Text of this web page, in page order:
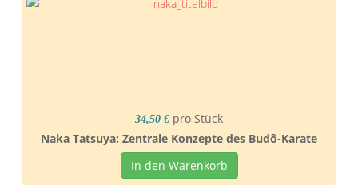
34,50 € pro Stück
Naka Tatsuya: Zentrale Konzepte des Budô-Karate
In den Warenkorb